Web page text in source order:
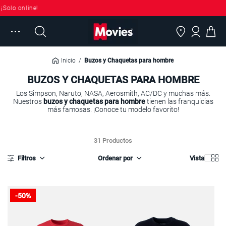
al
Movies
Panamá
Buscar tiendas
Inicio / Buzos y Chaquetas para hombre
BUZOS Y CHAQUETAS PARA HOMBRE
Los Simpson, Naruto, NASA, Aerosmith, AC/DC y muchas más.
Nuestros buzos y chaquetas para hombretienen las franquicias
más famosas. ¡Conoce tu modelo favorito!
Filtros
31 Productos
Vista
Ordenar por
-50%